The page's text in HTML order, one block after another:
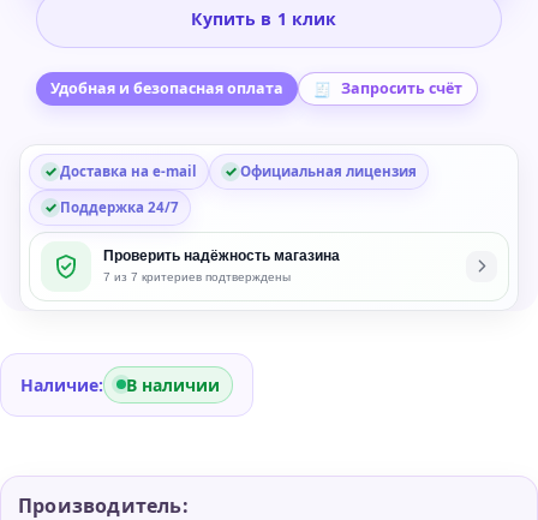
Session
Virtual
Software
Plug-
Купить в 1 клик
Удобная и безопасная оплата Запросить счёт
Доставка на e-mail
Официальная лицензия
Поддержка 24/7
Проверить надёжность магазина
7 из 7 критериев подтверждены
Наличие: В наличии
Производитель: